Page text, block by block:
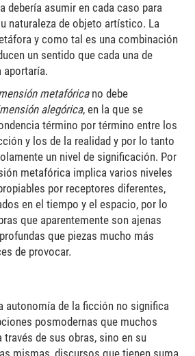
debería asumir en cada caso para
naturaleza de objeto artístico. La
y como tal es una combinación
un sentido que cada una de
aportaría.
metafóricano debe
alegórica, en la que se
término por término entre los
y los de la realidad y por lo tanto
un nivel de significación. Por
metafórica implica varios niveles
por receptores diferentes,
en el tiempo y el espacio, por lo
que aparentemente son ajenas
que piezas mucho más
de provocar.
autonomía de la ficción no significa
posmodernas que muchos
través de sus obras, sino en su
mismas, discursos que tienen suma